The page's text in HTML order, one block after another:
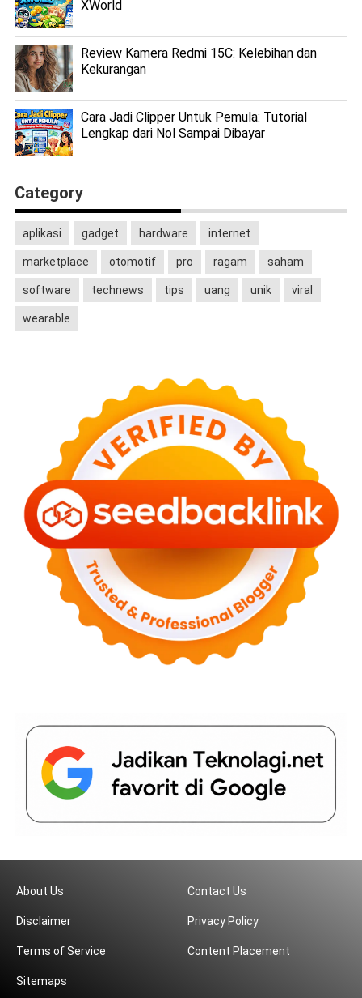
XWorld
Review Kamera Redmi 15C: Kelebihan dan
Kekurangan
Cara Jadi Clipper Untuk Pemula: Tutorial
Lengkap dari Nol Sampai Dibayar
Category
aplikasi gadget hardware internet
marketplace otomotif pro ragam saham
software technews tips uang unik viral
wearable
About Us Contact Us
Disclaimer Privacy Policy
Terms of Service Content Placement
Sitemaps